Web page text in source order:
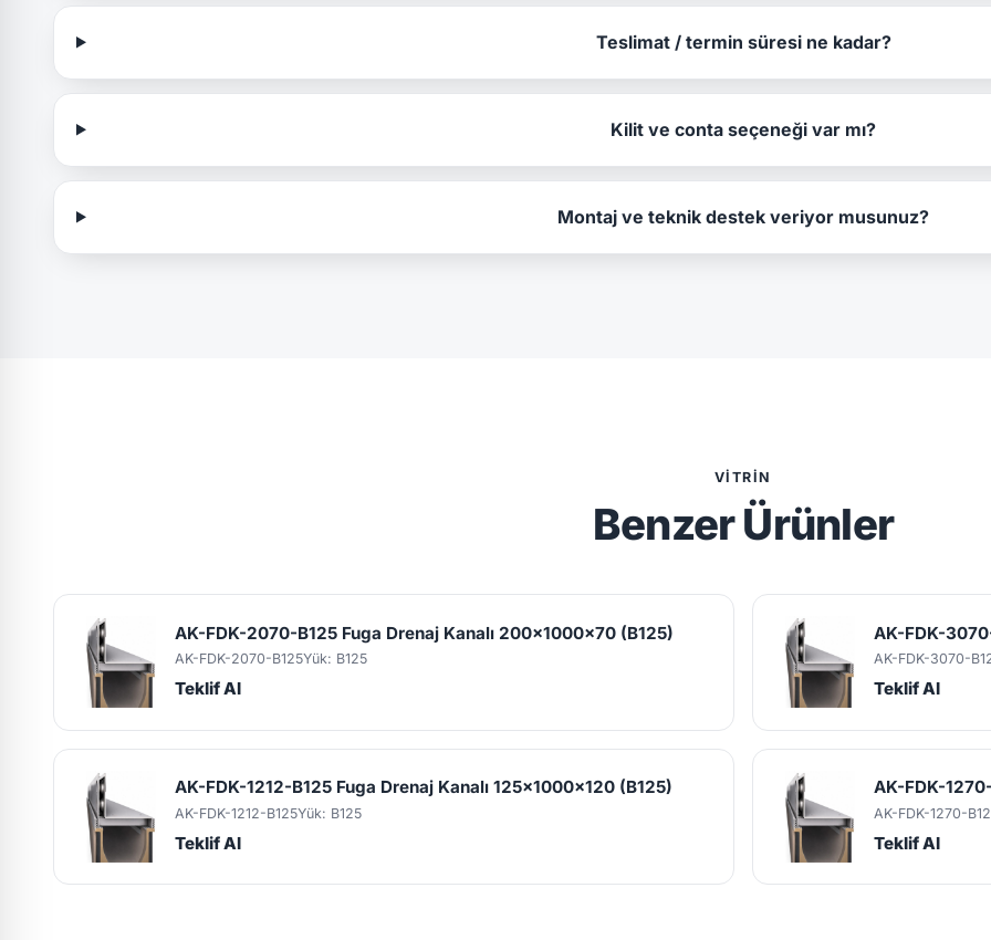
Teslimat / termin süresi ne kadar?
Kilit ve conta seçeneği var mı?
Montaj ve teknik destek veriyor musunuz?
VITRIN
Benzer Ürünler
AK-FDK-2070-B125 Fuga Drenaj Kanalı 200x1000x70 (B125)
AK-FDK-2070-B125Yük: B125
Teklif Al
AK-FDK-
AK-FDK-3070-
Teklif Al
AK-FDK-1212-B125 Fuga Drenaj Kanalı 125x1000x120 (B125)
AK-FDK-1212-B125Yük: B125
Teklif Al
AK-FDK-
AK-FDK-1270-
Teklif Al